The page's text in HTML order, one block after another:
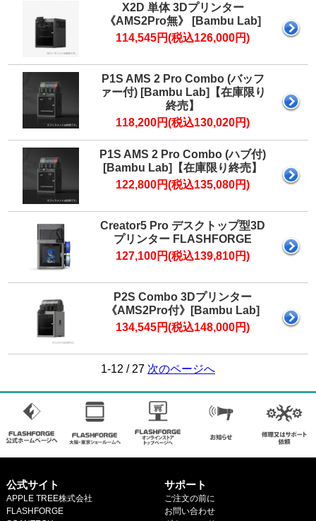
X2D 単体 3Dプリンター
《AMS2Pro無》 [Bambu Lab]
114,545円(税込126,000円)
P1S AMS 2 Pro Combo (バッフ
ァー付) [Bambu Lab]【在庫限り
終売】
118,200円(税込130,020円)
P1S AMS 2 Pro Combo (ハブ付)
[Bambu Lab]【在庫限り終売】
122,800円(税込135,080円)
Creator5 Pro デスクトップ型3D
プリンター FLASHFORGE
127,100円(税込139,810円)
P2S Combo 3Dプリンター
《AMS2Pro付》[Bambu Lab]
134,545円(税込148,000円)
1-12 / 27 次のページへ
公式サイト
APPLE TREE株式会社
FLASHFORGE
サポート
ご注文の前に
お問い合わせ